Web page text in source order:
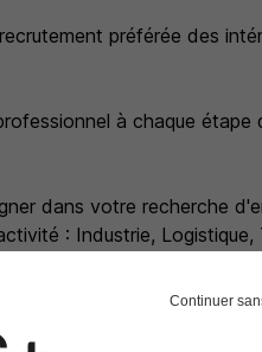
préférée des
à chaque étape
dans votre recherche
: Industrie, Logistique,
égales, toutes
Continuer